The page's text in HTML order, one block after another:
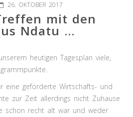
26. OKTOBER 2017
mit den
Ndatu ...
heutigen Tagesplan viele,
eine geförderte Wirtschafts- und
zur Zeit allerdings nicht Zuhause
schon recht alt war und weder